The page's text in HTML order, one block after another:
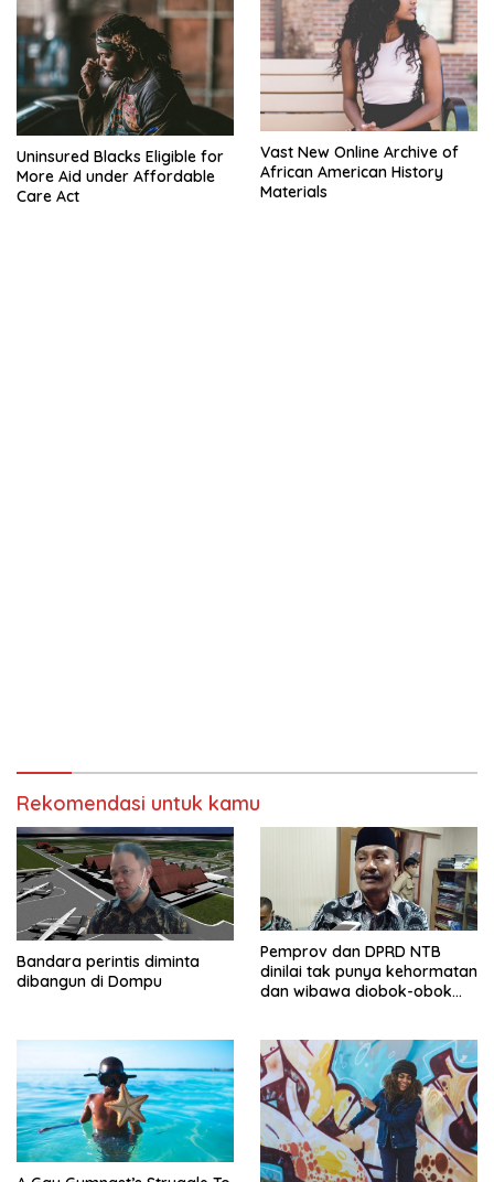
Uninsured Blacks Eligible for
More Aid under Affordable
Care Act
Vast New Online Archive of
African American History
Materials
Rekomendasi untuk kamu
Bandara perintis diminta
dibangun di Dompu
Pemprov dan DPRD NTB
dinilai tak punya kehormatan
dan wibawa diobok-obok